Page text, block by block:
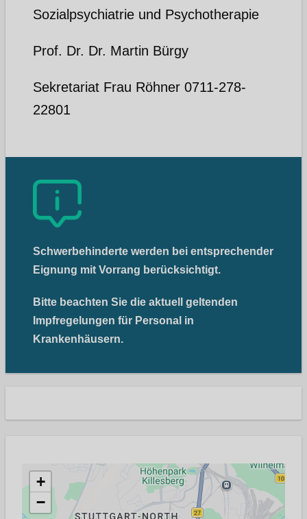
Sozialpsychiatrie und Psychotherapie
Prof. Dr. Dr. Martin Bürgy
Sekretariat Frau Röhner 0711-278-
22801
Schwerbehinderte werden bei entsprechender
Eignung mit Vorrang berücksichtigt.
Bitte beachten Sie die aktuell geltenden
Impfregelungen für Personal in
Krankenhäusern.
+
−